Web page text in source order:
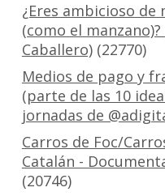
¿Eres ambicioso de
(como el
Caballero)(22770)
Medios de pago y
(parte de las 10
jornadas de
Carros de Foc/
Catalán -
(20746)